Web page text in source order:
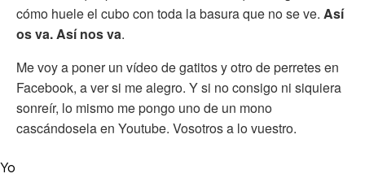
cómo huele el cubo con toda la basura que no se ve. Así
os va. Así nos va.
Me voy a poner un vídeo de gatitos y otro de perretes en
Facebook, a ver si me alegro. Y si no consigo ni siquiera
sonreír, lo mismo me pongo uno de un mono
cascándosela en Youtube. Vosotros a lo vuestro.
Yo